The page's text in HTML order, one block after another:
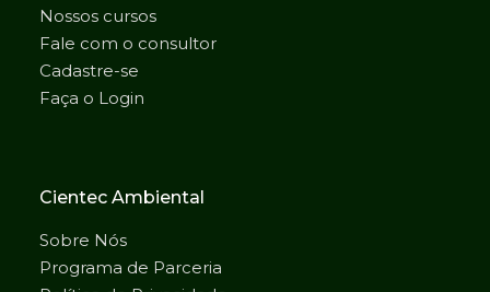
Nossos cursos
Fale com o consultor
Cadastre-se
Faça o Login
Cientec Ambiental
Sobre Nós
Programa de Parceria